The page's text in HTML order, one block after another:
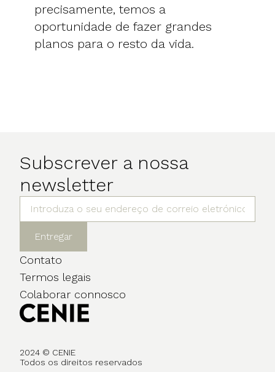
precisamente, temos a
oportunidade de fazer grandes
planos para o resto da vida.
Subscrever a nossa
newsletter
Entregar
Contato
Termos legais
Colaborar connosco
2024 © CENIE
Todos os direitos reservados